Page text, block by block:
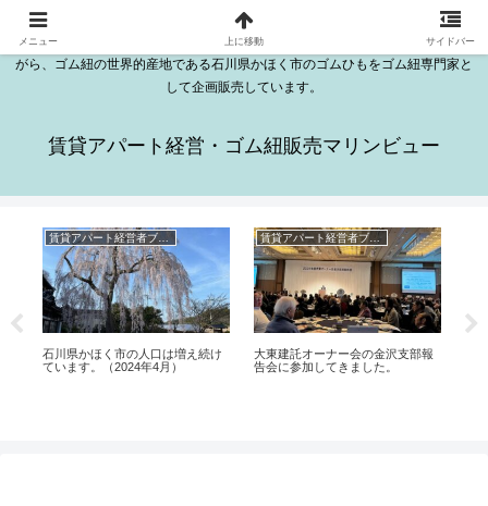
石川県かほく市木津にある日本海が見える2DKのきれいな部屋が16室ある賃貸
アパートはマリンビューです。マリンビューの越野勤は、セミリタイアをしな
がら、ゴム紐の世界的産地である石川県かほく市のゴムひもをゴム紐専門家と
して企画販売しています。
賃貸アパート経営・ゴム紐販売マリンビュー
石川県かほく市の人口は増え続け
ています。（2024年4月）
大東建託オーナー会の金沢支部報
告会に参加してきました。
メニュー 上に移動 サイドバー